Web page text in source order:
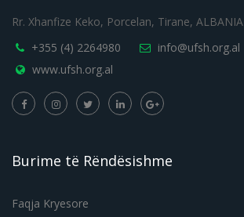
Rr. Xhanfize Keko, Porcelan, Tirane, ALBANIA
+355 (4) 2264980
info@ufsh.org.al
www.ufsh.org.al
Burime të Rëndësishme
Faqja Kryesore